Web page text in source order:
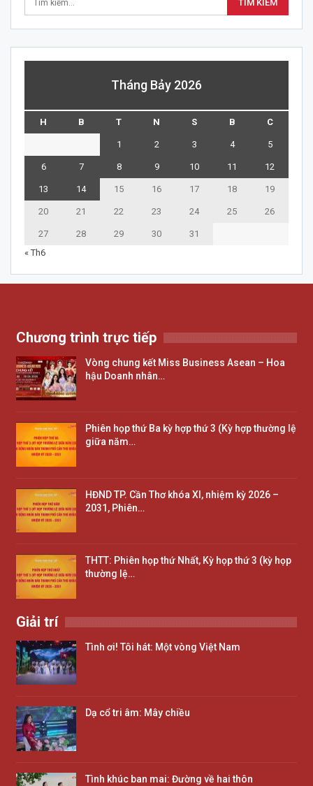
Tháng Bảy 2026
H B T N S B C
1 2 3 4 5
6 7 8 9 10 11 12
13 14 15 16 17 18 19
20 21 22 23 24 25 26
27 28 29 30
31
« Th6
Chương trình trực tiếp
Vòng chung kết Miss Business Asean – Hoa
hậu Doanh nhân…
Phiên họp thứ Ba kỳ hợp thứ 3 (Kỳ hợp thường lệ
giữa năm…
HĐND TP. Cần Thơ khóa XI, nhiệm kỳ 2026 –
2031, Phiên…
THTT: Phiên họp thứ Nhất, Kỳ họp thứ 3 (kỳ họp
thường lệ…
Giải trí
Tình ơi! Tôi hát: Một vòng Việt Nam
Dạ cổ tri âm: Mây chiều
Tình khúc ban mai: Đường về hai thôn